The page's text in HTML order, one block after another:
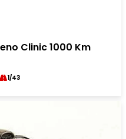
Clinic 1000 Km
1/43